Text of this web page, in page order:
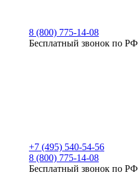
8 (800) 775-14-08
Бесплатный звонок по РФ
+7 (495) 540-54-56
8 (800) 775-14-08
Бесплатный звонок по РФ